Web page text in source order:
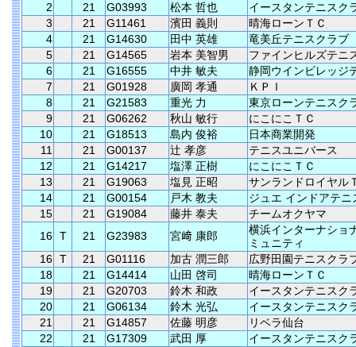
2
21 G03993 松本 哲也
イースタンテニスク
3
21 G11461 濱田 義則
晴海ローンＴＣ
4
21 G14630 田中 英雄
竜美丘テニスクラブ
5
21 G14565 岩本 美智男
ファインヒルズテニ
6
21 G16555 中井 敏夫
静岡ウインビレッジ
7
21 G01928 廣岡 孝通
ＫＰＩ
8
21 G21583 重光 力
東京ローンテニスク
9
21 G06262 秋山 敏行
にこにこＴＣ
10
21 G18513 島内 俊裕
日本商業開発
11
21 G00137 辻 孝彦
テニスユニバース
12
21 G14217 塩澤 正樹
にこにこＴＣ
13
21 G19063 塩見 正昭
サンランドロイヤル
14
21 G00154 戸木 教夫
ジュエ インドアテニ
15
21 G19084 藤井 泰夫
チームオクヤマ
16 T 21 G23983 宮﨑 康郎
横浜インターナショ
ミュニティ
16 T 21 G01116 加古 潤三郎
広野田園テニスクラ
18
21 G14414 山田 啓司
晴海ローンＴＣ
19
21 G20703 鈴木 和政
イースタンテニスク
20
21 G06134 鈴木 光弘
イースタンテニスク
21
21 G14857 佐藤 明彦
リベラ仙台
22
21 G17309 武田 厚
イースタンテニスク